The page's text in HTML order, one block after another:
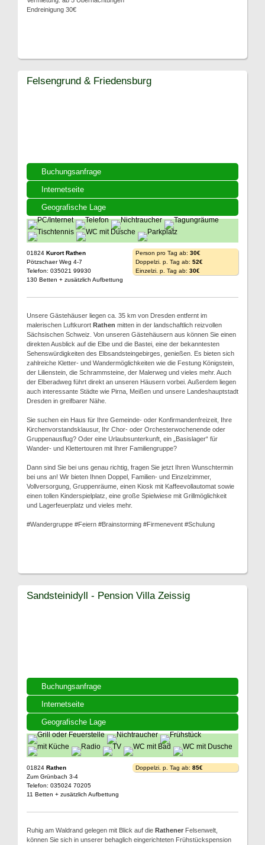
Endreinigung 30€
Buchungsanfrage
Internetseite
Geografische Lage
Felsengrund & Friedensburg
01824 Kurort Rathen
Pötzschaer Weg 4-7
Telefon: 035021 99930
130 Betten + zusätzlich Aufbettung
Person pro Tag ab: 30€
Doppelzi. p. Tag ab: 52€
Einzelzi. p. Tag ab: 30€
Unsere Gästehäuser liegen ca. 35 km von Dresden entfernt im
malerischen Luftkurort Rathen mitten in der landschaftlich reizvollen
Sächsischen Schweiz. Von unseren Gästehäusern aus können Sie einen
direkten Ausblick auf die Elbe und die Bastei, eine der bekanntesten
Sehenswürdigkeiten des Elbsandsteingebirges, genießen. Es bieten sich
zahlreiche Kletter- und Wandermöglichkeiten wie die Festung Königstein,
der Lilienstein, die Schrammsteine, der Malerweg und vieles mehr. Auch
der Elberadweg führt direkt an unseren Häusern vorbei. Außerdem liegen
auch interessante Städte wie Pirna, Meißen und unsere Landeshauptstadt
Dresden in greifbarer Nähe.
Sie suchen ein Haus für Ihre Gemeinde- oder Konfirmandenfreizeit, Ihre
Kirchenvorstandsklausur, Ihr Chor- oder Orchesterwochenende oder
Gruppenausflug? Oder eine Urlaubsunterkunft, ein „Basislager“ für
Wander- und Klettertouren mit Ihrer Familiengruppe?
Dann sind Sie bei uns genau richtig, fragen Sie jetzt Ihren Wunschtermin
bei uns an! Wir bieten Ihnen Doppel, Familien- und Einzelzimmer,
Vollversorgung, Gruppenräume, einen Kiosk mit Kaffeevollautomat sowie
einen tollen Kinderspielplatz, eine große Spielwiese mit Grillmöglichkeit
und Lagerfeuerplatz und vieles mehr.
#Wandergruppe #Feiern #Brainstorming #Firmenevent #Schulung
Buchungsanfrage
Internetseite
Geografische Lage
Sandsteinidyll - Pension Villa Zeissig
01824 Rathen
Zum Grünbach 3-4
Telefon: 035024 70205
11 Betten + zusätzlich Aufbettung
Doppelzi. p. Tag ab: 85€
Ruhig am Waldrand gelegen mit Blick auf die Rathener Felsenwelt,
können Sie sich in unserer behaglich eingerichteten Frühstückspension